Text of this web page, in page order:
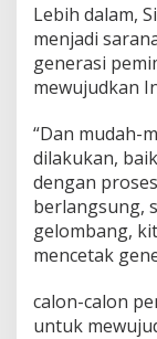
Lebih dalam,
menjadi
generasi
mewujudkan
“Dan mudah-
dilakukan,
dengan
berlangsung,
gelombang,
mencetak
calon-calon
untuk